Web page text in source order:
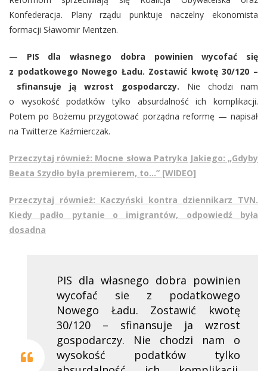
Konfederacja. Plany rządu punktuje naczelny ekonomista
formacji Sławomir Mentzen.
— PIS dla własnego dobra powinien wycofać się
z podatkowego Nowego Ładu. Zostawić kwotę 30/120 –
sfinansuje ją wzrost gospodarczy.
Nie chodzi nam
o wysokość podatków tylko absurdalność ich komplikacji.
Potem po Bożemu przygotować porządna reformę — napisał
na Twitterze Kaźmierczak.
Przeczytaj również: Mocne słowa Patryka Jakiego: „Gdyby
Beata Szydło była premierem, to…” [WIDEO]
Przeczytaj również: Kaczyński kontra dziennikarz TVN.
Kiedy padło pytanie o imigrantów, odpowiedź była
dosadna
PIS dla własnego dobra powinien
wycofać sie z podatkowego
Nowego Ładu. Zostawić kwotę
30/120 – sfinansuje ja wzrost
gospodarczy. Nie chodzi nam o
wysokość podatków tylko